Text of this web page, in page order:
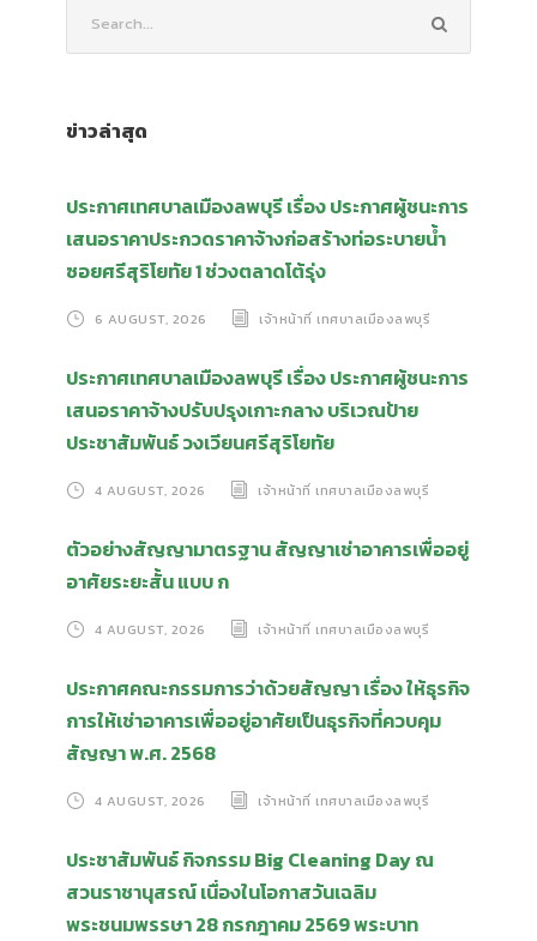
ข่าวล่าสุด
ประกาศเทศบาลเมืองลพบุรี เรื่อง ประกาศผู้ชนะการ
เสนอราคาประกวดราคาจ้างก่อสร้างท่อระบายน้ำ
ซอยศรีสุริโยทัย 1 ช่วงตลาดโต้รุ่ง
6 AUGUST, 2026 เจ้าหน้าที่ เทศบาลเมืองลพบุรี
ประกาศเทศบาลเมืองลพบุรี เรื่อง ประกาศผู้ชนะการ
เสนอราคาจ้างปรับปรุงเกาะกลาง บริเวณป้าย
ประชาสัมพันธ์ วงเวียนศรีสุริโยทัย
4 AUGUST, 2026 เจ้าหน้าที่ เทศบาลเมืองลพบุรี
ตัวอย่างสัญญามาตรฐาน สัญญาเช่าอาคารเพื่ออยู่
อาศัยระยะสั้น แบบ ก
4 AUGUST, 2026 เจ้าหน้าที่ เทศบาลเมืองลพบุรี
ประกาศคณะกรรมการว่าด้วยสัญญา เรื่อง ให้ธุรกิจ
การให้เช่าอาคารเพื่ออยู่อาศัยเป็นธุรกิจที่ควบคุม
สัญญา พ.ศ. 2568
4 AUGUST, 2026 เจ้าหน้าที่ เทศบาลเมืองลพบุรี
ประชาสัมพันธ์ กิจกรรม Big Cleaning Day ณ
สวนราชานุสรณ์ เนื่องในโอกาสวันเฉลิม
พระชนมพรรษา 28 กรกฎาคม 2569 พระบาท